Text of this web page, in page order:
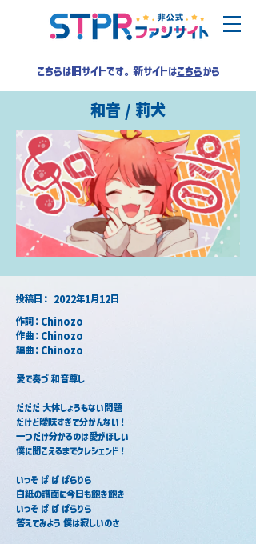
こちらは旧サイトです。新サイトはこちらから
和音 / 莉犬
​投稿日： 2022年1月12日
作詞：Chinozo
作曲：Chinozo
編曲：Chinozo
愛で奏づ 和音尊し
だだだ 大体しょうもない問題
だけど曖昧すぎて分かんない！
一つだけ分かるのは愛がほしい
僕に聞こえるまでクレシェンド！
いっそ ぱ ぱ ぱらりら
白紙の譜面に今日も飽き飽き
いっそ ぱ ぱ ぱらりら
答えてみよう 僕は寂しいのさ